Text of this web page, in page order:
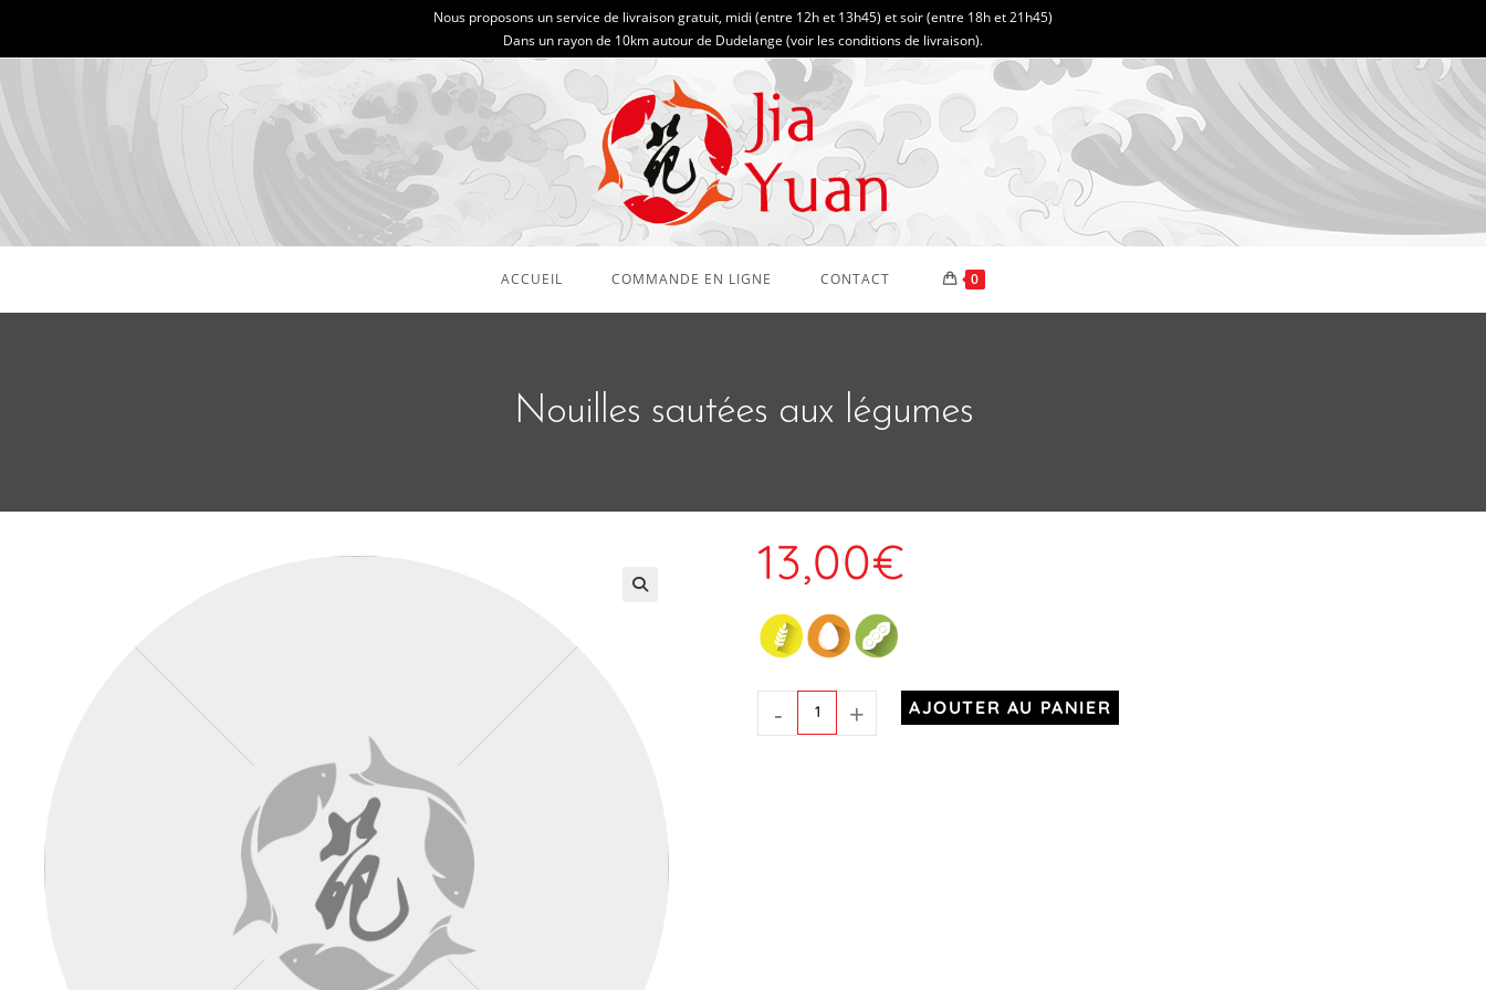
Nous proposons un service de livraison gratuit, midi (entre 12h et 13h45) et soir (entre 18h et 21h45)
Dans un rayon de 10km autour de Dudelange (voir les conditions de livraison).
ACCUEIL COMMANDE EN LIGNE CONTACT 0
Nouilles sautées aux légumes
13,00€
- + AJOUTER AU PANIER